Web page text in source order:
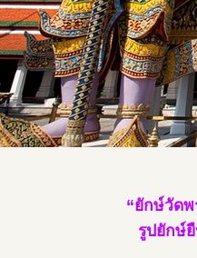
“ยักษ์วัดพ
รูปยักษ์